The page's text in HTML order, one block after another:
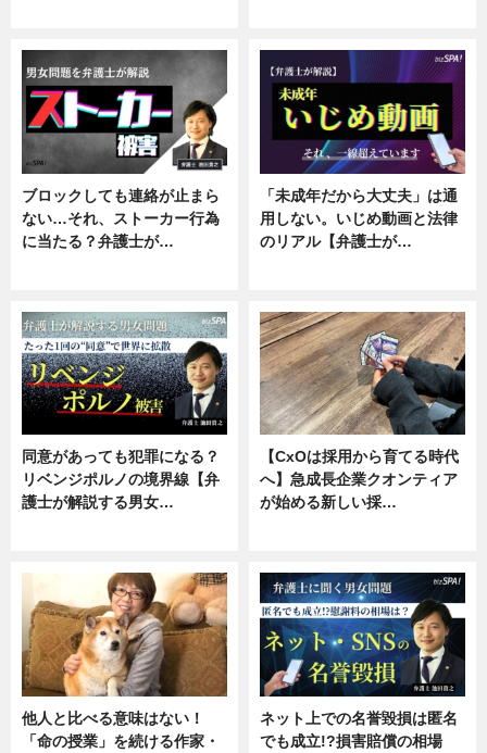
ブロックしても連絡が止まら
ない…それ、ストーカー行為
に当たる？弁護士が…
「未成年だから大丈夫」は通
用しない。いじめ動画と法律
のリアル【弁護士が…
同意があっても犯罪になる？
リベンジポルノの境界線【弁
護士が解説する男女…
【CxOは採用から育てる時代
へ】急成長企業クオンティア
が始める新しい採…
他人と比べる意味はない！
「命の授業」を続ける作家・
ネット上での名誉毀損は匿名
でも成立!?損害賠償の相場